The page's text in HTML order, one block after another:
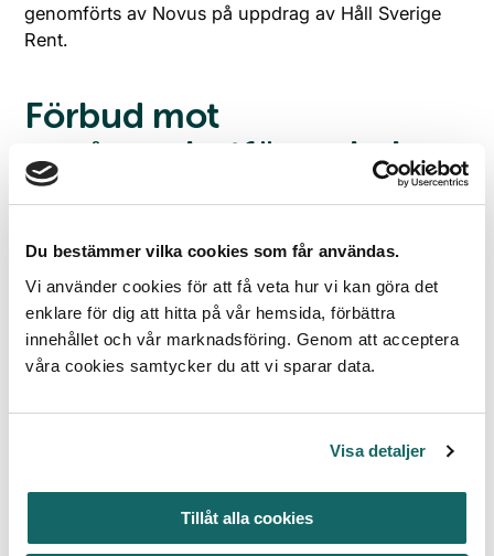
Du bestämmer vilka cookies som får användas.
Vi använder cookies för att få veta hur vi kan göra det
enklare för dig att hitta på vår hemsida, förbättra
innehållet och vår marknadsföring. Genom att acceptera
våra cookies samtycker du att vi sparar data.
Visa detaljer
Tillåt alla cookies
genomförts av Novus på uppdrag av Håll Sverige
Rent.
Förbud mot
engångsplastförpackningar
om du äter på plats
Inom några år kommer serveringar i alla EU:s
medlemsstater behöva erbjuda
flergångsförpackningar för mat och dryck. Detta på
grund av en ny EU-förordning om förpackningar:
Packaging and Packaging Waste Regulation
även förbjudet att servera mat och dryck som äts
_________________________
Läs mer om Förordning om engångsprodukter här.